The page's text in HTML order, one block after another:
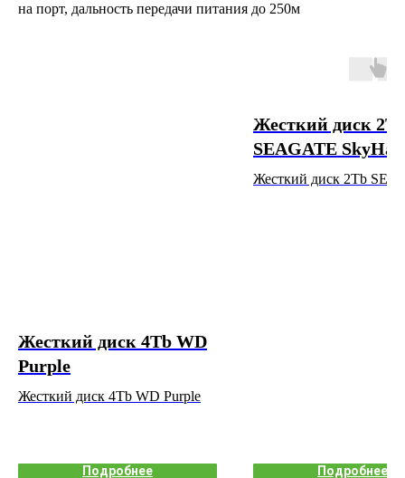
на порт, дальность передачи питания до 250м
Жесткий диск 4Tb WD
Purple
Жесткий диск 4Tb WD Purple
Подробнее
Жесткий диск
SEAGATE
Жесткий диск 2Tb
Подробнее